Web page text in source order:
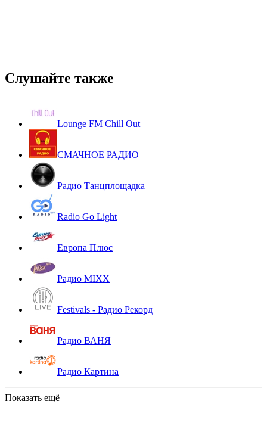
Слушайте также
Lounge FM Chill Out
СМАЧНОЕ РАДИО
Радио Танцплощадка
Radio Go Light
Европа Плюс
Радио MIXX
Festivals - Радио Рекорд
Радио ВАНЯ
Радио Картина
Показать ещё